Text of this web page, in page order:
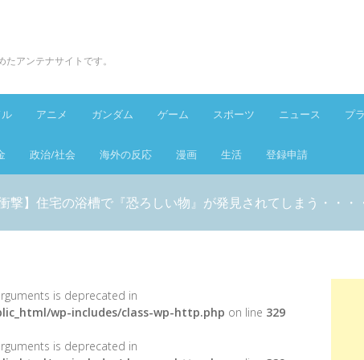
アンテナサイトです。
アニメ ガンダム ゲーム スポーツ ニュース プ
政治/社会 海外の反応 漫画 生活 登録申請
衝撃】住宅の浴槽で『恐ろしい物』が発見されてしまう・・・
is deprecated in
wp-includes/class-wp-http.php on line 329
is deprecated in